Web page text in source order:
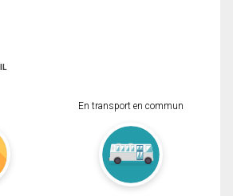
En transport en commun